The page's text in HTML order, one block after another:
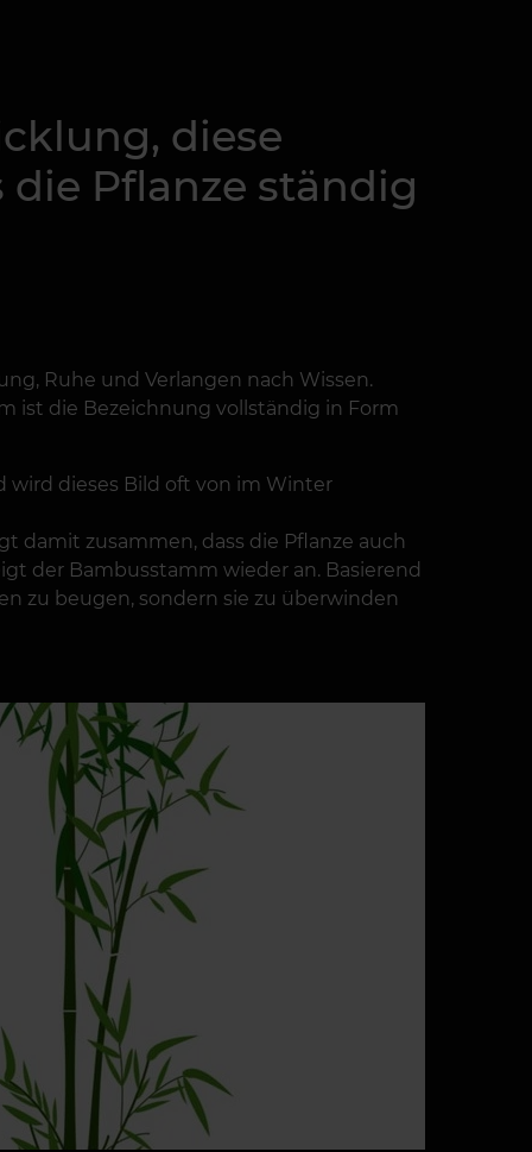
diese
Pflanze ständig
Ruhe und Verlangen nach Wissen.
ist die Bezeichnung vollständig in Form
wird dieses Bild oft von im Winter
damit zusammen, dass die Pflanze auch
der Bambusstamm wieder an. Basierend
zu beugen, sondern sie zu überwinden